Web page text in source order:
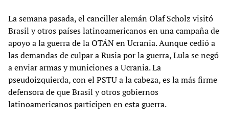
La semana pasada, el canciller alemán Olaf Scholz visitó
Brasil y otros países latinoamericanos en una campaña de
apoyo a la guerra de la OTÁN en Ucrania. Aunque cedió a
las demandas de culpar a Rusia por la guerra, Lula se negó
a enviar armas y municiones a Ucrania. La
pseudoizquierda, con el PSTU a la cabeza, es la más firme
defensora de que Brasil y otros gobiernos
latinoamericanos participen en esta guerra.